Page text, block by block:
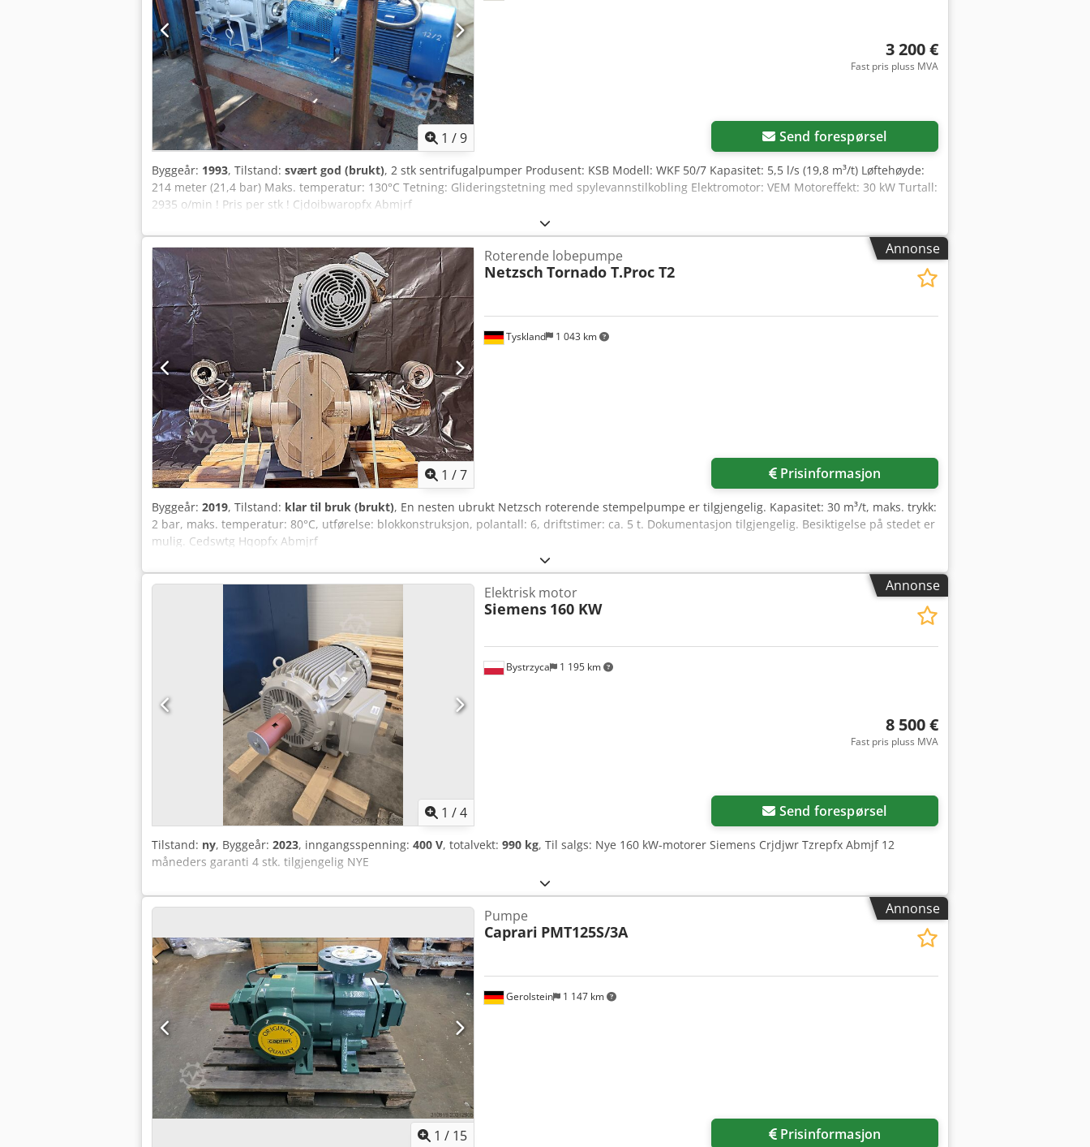
1 /9
3 200 €
Fast pris pluss MVA
Send forespørsel
Byggeår: 1993, Tilstand: svært god (brukt), 2 stk sentrifugalpumper Produsent: KSB Modell: WKF 50/7 Kapasitet: 5,5 l/s (19,8 m³/t) Løftehøyde:
214 meter (21,4 bar) Maks. temperatur: 130°C Tetning: Glideringstetning med spylevannstilkobling Elektromotor: VEM Motoreffekt: 30 kW Turtall:
2935 o/min ! Pris per stk ! Cjdoibwaropfx Abmjrf
Annonse
1 /7
Tyskland 1 043 km
Roterende lobepumpe
Netzsch Tornado T.Proc T2
Prisinformasjon
Byggeår: 2019, Tilstand: klar til bruk (brukt), En nesten ubrukt Netzsch roterende stempelpumpe er tilgjengelig. Kapasitet: 30 m³/t, maks. trykk:
2 bar, maks. temperatur: 80°C, utførelse: blokkonstruksjon, polantall: 6, driftstimer: ca. 5 t. Dokumentasjon tilgjengelig. Besiktigelse på stedet er
mulig. Cedswtg Hqopfx Abmjrf
Annonse
1 /4
Bystrzyca 1 195 km
Elektrisk motor
Siemens 160 KW
8 500 €
Fast pris pluss MVA
Send forespørsel
Tilstand: ny, Byggeår: 2023, inngangsspenning: 400 V, totalvekt: 990 kg, Til salgs: Nye 160 kW-motorer Siemens Crjdjwr Tzrepfx Abmjf 12
måneders garanti 4 stk. tilgjengelig NYE
Annonse
1 / 15
Gerolstein 1 147 km
Pumpe
Caprari PMT125S/3A
Prisinformasjon